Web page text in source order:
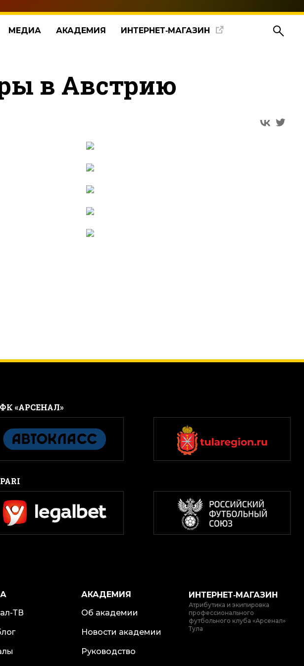
МЕДИА АКАДЕМИЯ ИНТЕРНЕТ‑МАГАЗИН
в Австрию
«АРСЕНАЛ»
ТВ
АКАДЕМИЯ
Об академии
Новости академии
Руководство
ИНТЕРНЕТ‑МАГАЗИН
Атрибутика и экипировка
профессионального
футбольного клуба «Арсенал»
Тула